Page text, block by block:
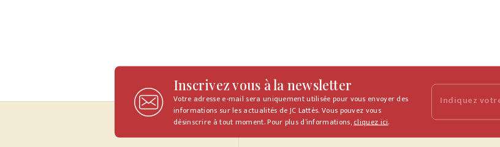
Inscrivez vous à la newsletter
Votre adresse e-mail sera uniquement utilisée pour vous envoyer des
informations sur les actualités de JC Lattès. Vous pouvez vous
désinscrire à tout moment. Pour plus d’informations,cliquez ici.
Indiquez